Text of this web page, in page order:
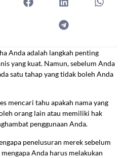
Anda adalah langkah penting
yang kuat. Namun, sebelum Anda
satu tahap yang tidak boleh Anda
mencari tahu apakah nama yang
orang lain atau memiliki hak
penggunaan Anda.
penelusuran merek sebelum
Anda harus melakukan